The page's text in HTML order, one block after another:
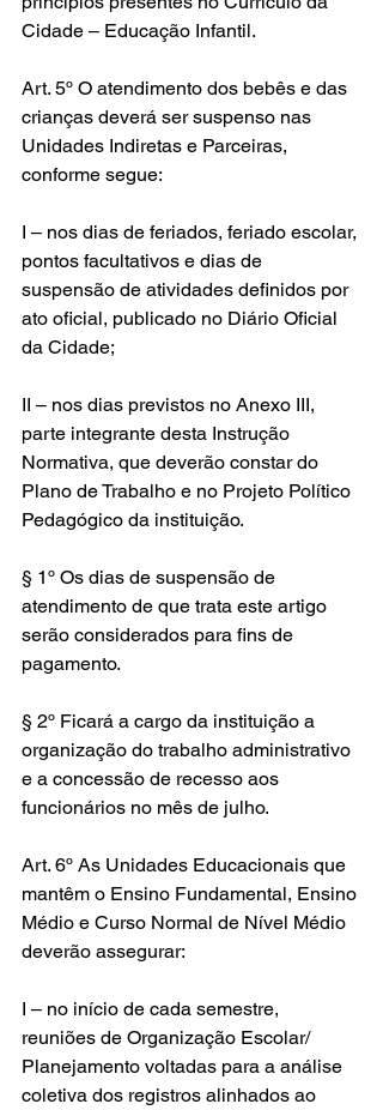
Cidade – Educação Infantil.
Art. 5º O atendimento dos bebês e das
crianças deverá ser suspenso nas
Unidades Indiretas e Parceiras,
conforme segue:
I – nos dias de feriados, feriado escolar,
pontos facultativos e dias de
suspensão de atividades definidos por
ato oficial, publicado no Diário Oficial
da Cidade;
II – nos dias previstos no Anexo III,
parte integrante desta Instrução
Normativa, que deverão constar do
Plano de Trabalho e no Projeto Político
Pedagógico da instituição.
§ 1º Os dias de suspensão de
atendimento de que trata este artigo
serão considerados para fins de
pagamento.
§ 2º Ficará a cargo da instituição a
organização do trabalho administrativo
e a concessão de recesso aos
funcionários no mês de julho.
Art. 6º As Unidades Educacionais que
mantêm o Ensino Fundamental, Ensino
Médio e Curso Normal de Nível Médio
deverão assegurar:
I – no início de cada semestre,
reuniões de Organização Escolar/
Planejamento voltadas para a análise
coletiva dos registros alinhados ao